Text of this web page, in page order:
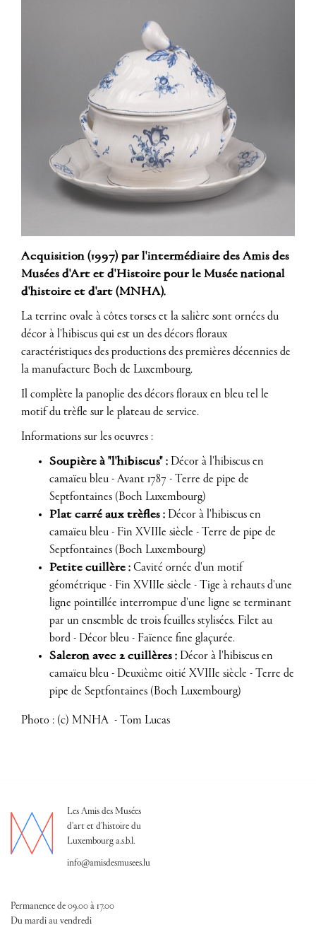
Acquisition (1997) par l'intermédiaire des Amis des
Musées d'Art et d'Histoire pour le Musée national
d'histoire et d'art (MNHA).
La terrine ovale à côtes torses et la salière sont ornées du
décor à l'hibiscus qui est un des décors floraux
caractéristiques des productions des premières décennies de
la manufacture Boch de Luxembourg.
Il complète la panoplie des décors floraux en bleu tel le
motif du trèfle sur le plateau de service.
Informations sur les oeuvres :
Soupière à "l'hibiscus" : Décor à l'hibiscus en
camaïeu bleu - Avant 1787 - Terre de pipe de
Septfontaines (Boch Luxembourg)
Plat carré aux trèfles : Décor à l'hibiscus en
camaïeu bleu - Fin XVIIIe siècle - Terre de pipe de
Septfontaines (Boch Luxembourg)
Petite cuillère : Cavité ornée d'un motif
géométrique - Fin XVIIIe siècle - Tige à rehauts d'une
ligne pointillée interrompue d'une ligne se terminant
par un ensemble de trois feuilles stylisées. Filet au
bord - Décor bleu - Faïence fine glaçurée.
Saleron avec 2 cuillères : Décor à l'hibiscus en
camaïeu bleu - Deuxième oitié XVIIIe siècle - Terre de
pipe de Septfontaines (Boch Luxembourg)
Photo : (c) MNHA - Tom Lucas
Les Amis des Musées
d'art et d'histoire du
Luxembourg a.s.b.l.
info@amisdesmusees.lu
Permanence de 09.00 à 17.00
Du mardi au vendredi